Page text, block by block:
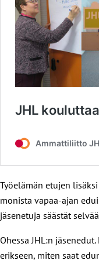
Työelämän etujen
monista vapaa-ajan
jäsenetuja säästät
Ohessa JHL:n
erikseen, miten saat